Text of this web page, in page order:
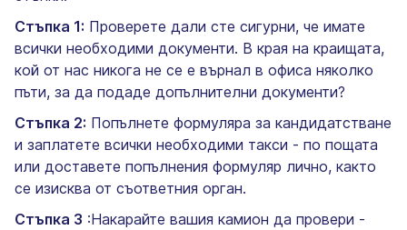
Стъпка 1: Проверете дали сте сигурни, че имате
всички необходими документи. В края на краищата,
кой от нас никога не се е върнал в офиса няколко
пъти, за да подаде допълнителни документи?
Стъпка 2: Попълнете формуляра за кандидатстване
и заплатете всички необходими такси - по пощата
или доставете попълнения формуляр лично, както
се изисква от съответния орган.
Стъпка 3 :Накарайте вашия камион да провери -